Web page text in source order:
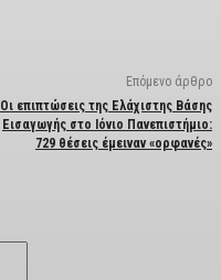
Επόμενο άρθρο
Οι επιπτώσεις της Ελάχιστης Βάσης
Εισαγωγής στο Ιόνιο Πανεπιστήμιο:
729 θέσεις έμειναν «ορφανές»